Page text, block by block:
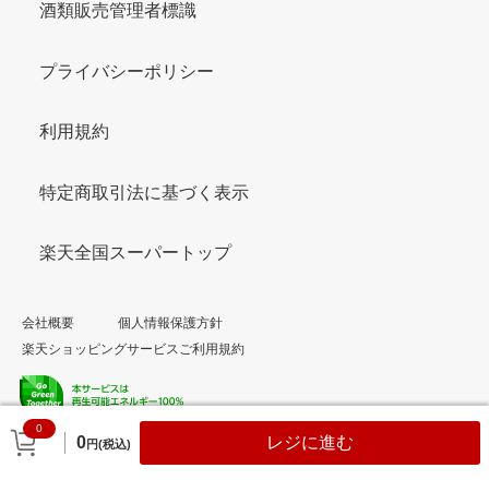
0
0円(税込) レジに進む
酒類販売管理者標識
プライバシーポリシー
利用規約
特定商取引法に基づく表示
楽天全国スーパートップ
会社概要
個人情報保護方針
楽天ショッピングサービスご利用規約
© Rakuten Group, Inc.